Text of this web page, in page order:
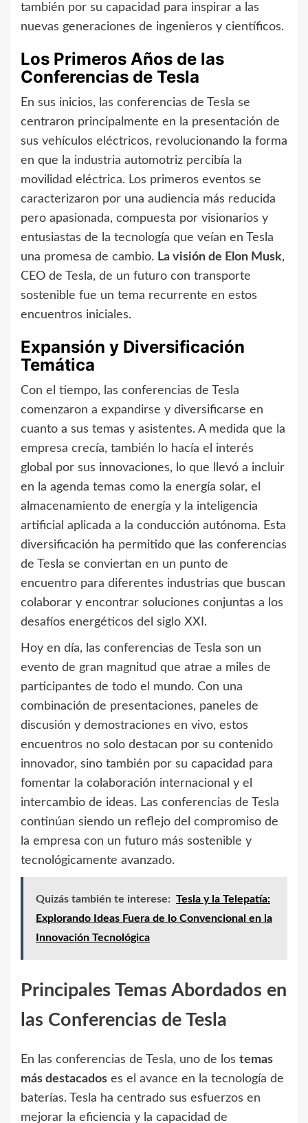
también por su capacidad para inspirar a las
nuevas generaciones de ingenieros y científicos.
Los Primeros Años de las
Conferencias de Tesla
En sus inicios, las conferencias de Tesla se
centraron principalmente en la presentación de
sus vehículos eléctricos, revolucionando la forma
en que la industria automotriz percibía la
movilidad eléctrica. Los primeros eventos se
caracterizaron por una audiencia más reducida
pero apasionada, compuesta por visionarios y
entusiastas de la tecnología que veían en Tesla
una promesa de cambio. La visión de Elon Musk,
CEO de Tesla, de un futuro con transporte
sostenible fue un tema recurrente en estos
encuentros iniciales.
Expansión y Diversificación
Temática
Con el tiempo, las conferencias de Tesla
comenzaron a expandirse y diversificarse en
cuanto a sus temas y asistentes. A medida que la
empresa crecía, también lo hacía el interés
global por sus innovaciones, lo que llevó a incluir
en la agenda temas como la energía solar, el
almacenamiento de energía y la inteligencia
artificial aplicada a la conducción autónoma. Esta
diversificación ha permitido que las conferencias
de Tesla se conviertan en un punto de
encuentro para diferentes industrias que buscan
colaborar y encontrar soluciones conjuntas a los
desafíos energéticos del siglo XXI.
Hoy en día, las conferencias de Tesla son un
evento de gran magnitud que atrae a miles de
participantes de todo el mundo. Con una
combinación de presentaciones, paneles de
discusión y demostraciones en vivo, estos
encuentros no solo destacan por su contenido
innovador, sino también por su capacidad para
fomentar la colaboración internacional y el
intercambio de ideas. Las conferencias de Tesla
continúan siendo un reflejo del compromiso de
la empresa con un futuro más sostenible y
tecnológicamente avanzado.
Quizás también te interese: Tesla y la Telepatía:
Explorando Ideas Fuera de lo Convencional en la
Innovación Tecnológica
Principales Temas Abordados en
las Conferencias de Tesla
En las conferencias de Tesla, uno de los temas
más destacados es el avance en la tecnología de
baterías. Tesla ha centrado sus esfuerzos en
mejorar la eficiencia y la capacidad de